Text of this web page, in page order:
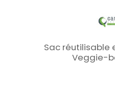
Sac réutilisable
Veggie-